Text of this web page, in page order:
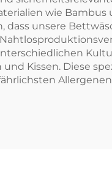
wie Bambus
dass unsere
Kissen. Diese